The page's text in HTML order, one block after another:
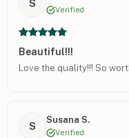
S
Verified
Beautiful!!!
Love the quality!!! So
S
Susana S.
Verified